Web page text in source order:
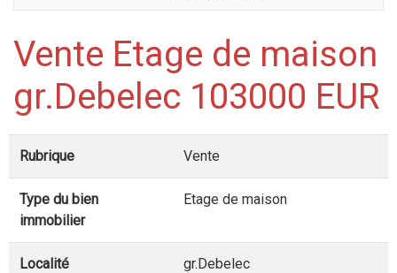
Vente Etage de maison
gr.Debelec 103000 EUR
Rubrique Vente
Type du bien
immobilier
Etage de maison
Localité gr.Debelec